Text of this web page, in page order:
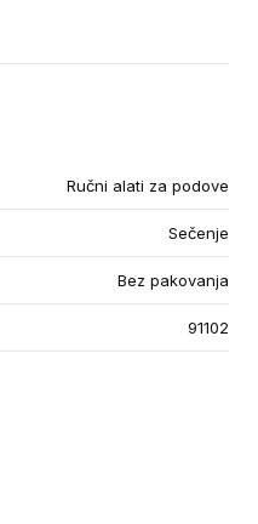
Ručni alati za podove
Sečenje
Bez pakovanja
91102